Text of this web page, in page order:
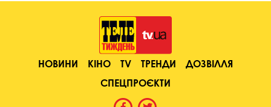
НОВИНИ КІНО TV ТРЕНДИ
ДОЗВІЛЛЯ
СПЕЦПРОЄКТИ